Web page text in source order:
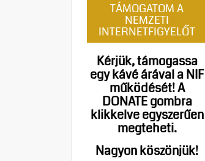
TÁMOGATOM A
NEMZETI
INTERNETFIGYELŐT
Kérjük, támogassa
egy kávé árával a NIF
működését!A
DONATE gombra
klikkelve egyszerűen
megteheti.
Nagyon köszönjük!